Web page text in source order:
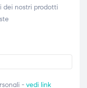
dei nostri prodotti
- vedi link